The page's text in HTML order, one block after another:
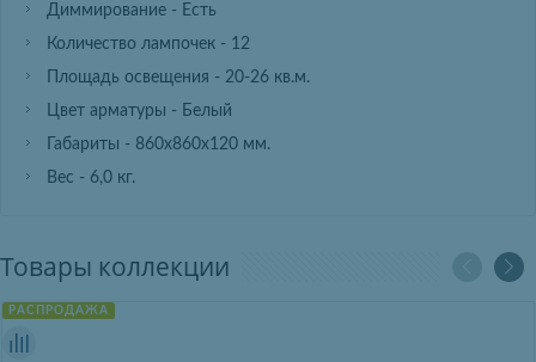
Диммирование - Есть
Количество лампочек - 12
Площадь освещения - 20-26 кв.м.
Цвет арматуры - Белый
Габариты - 860х860х120 мм.
Вес - 6,0 кг.
Товары коллекции
РАСПРОДАЖА